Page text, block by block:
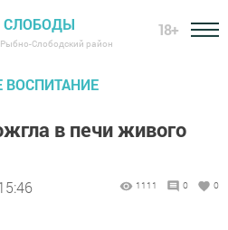
СЛОБОДЫ
Рыбно-Слободский район
18+
ВОСПИТАНИЕ
в печи живого
1111 0 0